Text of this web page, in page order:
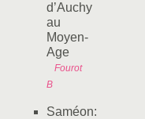
d’Auchy
au
Moyen-
Age
Fourot
B
Saméon: